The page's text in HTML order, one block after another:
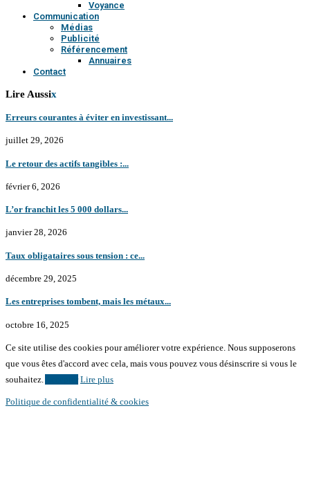
Voyance
Communication
Médias
Publicité
Référencement
Annuaires
Contact
Lire Aussix
Erreurs courantes à éviter en investissant...
juillet 29, 2026
Le retour des actifs tangibles :...
février 6, 2026
L’or franchit les 5 000 dollars...
janvier 28, 2026
Taux obligataires sous tension : ce...
décembre 29, 2025
Les entreprises tombent, mais les métaux...
octobre 16, 2025
Ce site utilise des cookies pour améliorer votre expérience. Nous supposerons
que vous êtes d'accord avec cela, mais vous pouvez vous désinscrire si vous le
souhaitez.
Lire plus
Politique de confidentialité & cookies